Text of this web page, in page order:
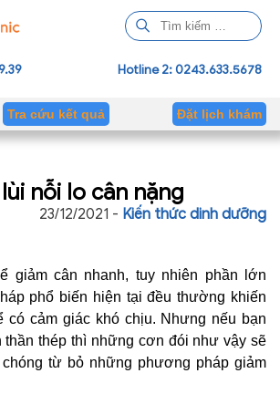
ì
m
h
o
Hotline 2: 0243.633.5678
Tra cứu kết quả Đặt lịch khám
nỗi lo cân nặng
23/12/2021 - Kiến thức dinh dưỡng
giảm cân nhanh, tuy nhiên phần lớn
phổ biến hiện tại đều thường khiến
có cảm giác khó chịu. Nhưng nếu bạn
thần thép thì những cơn đói như vậy sẽ
chóng từ bỏ những phương pháp giảm